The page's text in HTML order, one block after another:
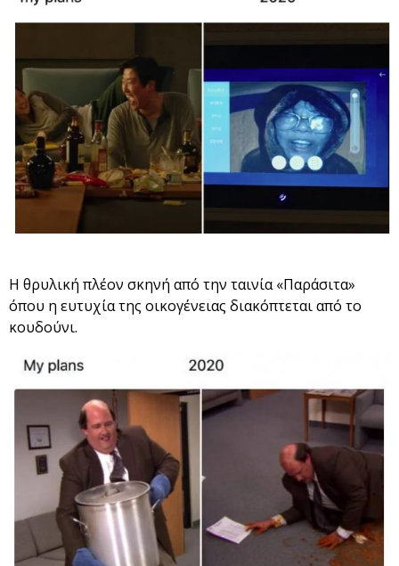
Η θρυλική πλέον σκηνή από την ταινία «Παράσιτα»
όπου η ευτυχία της οικογένειας διακόπτεται από το
κουδούνι.